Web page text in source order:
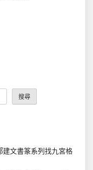
搜尋
文書篆系列找九宮格